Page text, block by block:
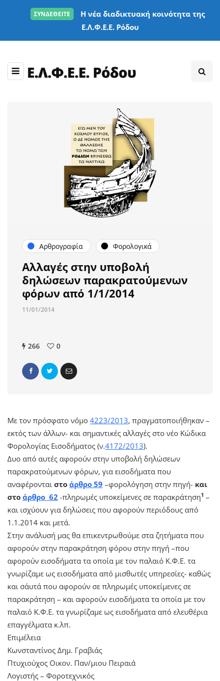
ΣΥΝΔΕΘΕΙΤΕ
Η νέα διαδικτυακή κοινότητα της
Ε.Λ.Φ.Ε.Ε. Ρόδου
Αρθρογραφία Φορολογικά
Αλλαγές στην υποβολή
δηλώσεων παρακρατούμενων
φόρων από 1/1/2014
11/01/2014
266 0
Με τον πρόσφατο νόμο 4223/2013, πραγματοποιήθηκαν –
εκτός των άλλων- και σημαντικές αλλαγές στο νέο Κώδικα
Φορολογίας Εισοδήματος (ν.4172/2013).
Δυο από αυτές αφορούν στην υποβολή δηλώσεων
παρακρατούμενων φόρων, για εισοδήματα που
αναφέρονται στο άρθρο 59 –φορολόγηση στην πηγή- και
στο άρθρο 62 -πληρωμές υποκείμενες σε παρακράτηση1 –
και ισχύουν για δηλώσεις που αφορούν περιόδους από
1.1.2014 και μετά.
Στην ανάλυσή μας θα επικεντρωθούμε στα ζητήματα που
αφορούν στην παρακράτηση φόρου στην πηγή –που
αφορούν εισοδήματα τα οποία με τον παλαιό Κ.Φ.Ε. τα
γνωρίζαμε ως εισοδήματα από μισθωτές υπηρεσίες- καθώς
και σ΄αυτά που αφορούν σε πληρωμές υποκείμενες σε
παρακράτηση – και αφορούν εισοδήματα τα οποία με τον
παλαιό Κ.Φ.Ε. τα γνωρίζαμε ως εισοδήματα από ελευθέρια
επαγγέλματα κ.λπ.
Επιμέλεια
Κωνσταντίνος Δημ. Γραβιάς
Πτυχιούχος Οικον. Παν/μιου Πειραιά
Λογιστής – Φοροτεχνικός